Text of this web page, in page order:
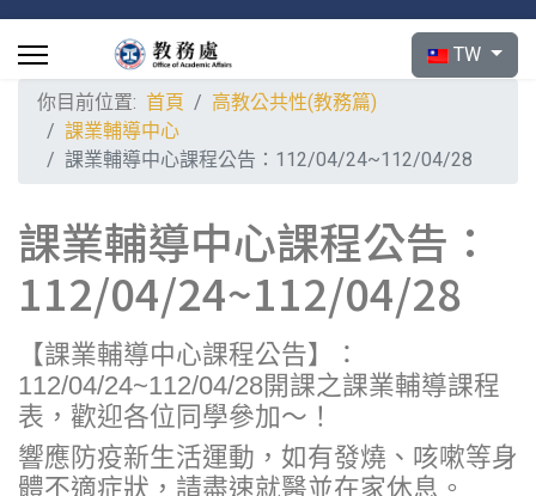
選擇你的語言
TW
你目前位置: 首頁
高教公共性(教務篇)
課業輔導中心
課業輔導中心課程公告：112/04/24~112/04/28
課業輔導中心課程公告：
112/04/24~112/04/28
【課業輔導中心課程公告】：
112/04/24~112/04/28開課之課業輔導課程
表，歡迎各位同學參加～！
響應防疫新生活運動，如有發燒、咳嗽等身
體不適症狀，請盡速就醫並在家休息。